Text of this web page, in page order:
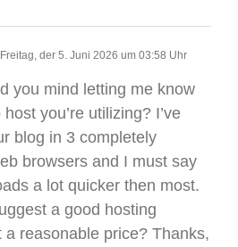
Freitag, der 5. Juni 2026 um 03:58 Uhr
you mind letting me know
you’re utilizing? I’ve
blog in 3 completely
browsers and I must say
a lot quicker then most.
a good hosting
a reasonable price? Thanks,